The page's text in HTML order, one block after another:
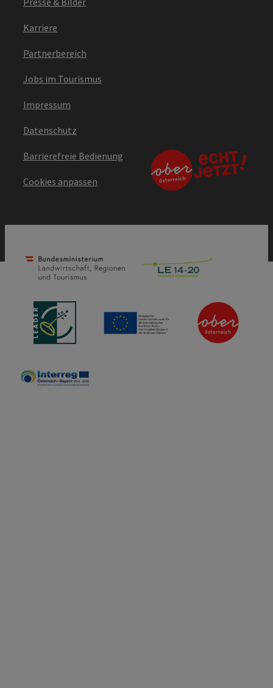
Karriere
Partnerbereich
Jobs im Tourismus
Impressum
Datenschutz
Barrierefreie Bedienung
Cookies anpassen